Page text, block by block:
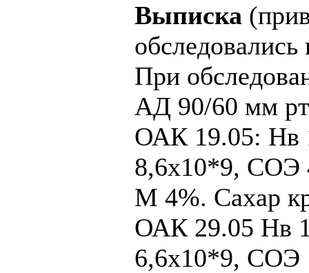
Выписка
При
АД 90/60 мм
ОАК 19.05: Нв
8,6х10*9, СОЭ
М 4%. Сахар
ОАК 29.05 Нв
6,6х10*9, СОЭ